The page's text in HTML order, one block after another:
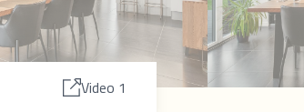
9
Video 1